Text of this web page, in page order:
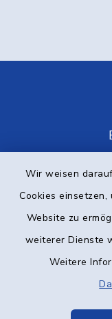
Wir weisen
Cookies
Website zu
weiterer Dienste
Weitere